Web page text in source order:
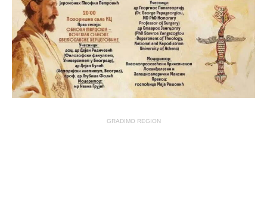
GRADIMO REGION